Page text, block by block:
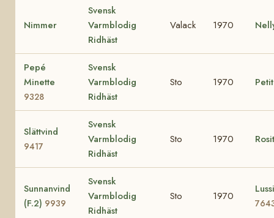
Nimmer
Svensk
Varmblodig
Ridhäst
Valack 1970
Pepé
Minette
9328
Svensk
Varmblodig
Ridhäst
Sto 1970
Slättvind
9417
Svensk
Varmblodig
Ridhäst
Sto 1970
Sunnanvind
(F.2) 9939
Svensk
Varmblodig
Ridhäst
Sto 1970